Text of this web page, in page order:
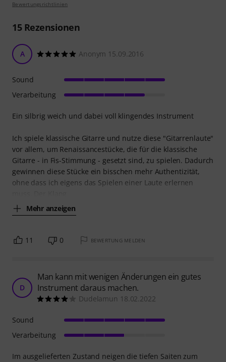
Bewertungsrichtlinien
15Rezensionen
A Anonym 15.09.2016
Ein silbrig weich und dabei voll klingendes Instrument
Ich spiele klassische Gitarre und nutze diese "Gitarrenlaute"
vor allem, um Renaissancestücke, die für die klassische
Gitarre - in Fis-Stimmung - gesetzt sind, zu spielen. Dadurch
gewinnen diese Stücke ein bisschen mehr Authentizität,
ohne dass ich eigens das Spielen einer Laute erlernen
Mehr anzeigen
Sound
Verarbeitung
11 0 BEWERTUNG MELDEN
D
Man kann mit wenigen Änderungen ein gutes
Instrument daraus machen.
Dudelamun 18.02.2022
Im ausgelieferten Zustand neigen die tiefen Saiten zum
Sound
Verarbeitung